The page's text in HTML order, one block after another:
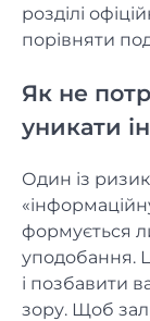
розділі
порівняти
Як не
уникати
Один із
формується
уподобання.
і позбавити
зору. Щоб